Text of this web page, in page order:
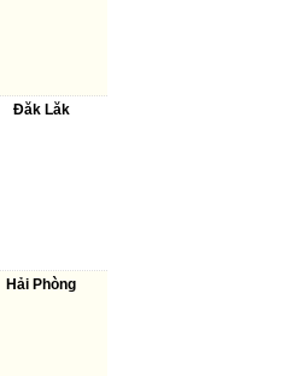
Đăk Lăk
Hải Phòng